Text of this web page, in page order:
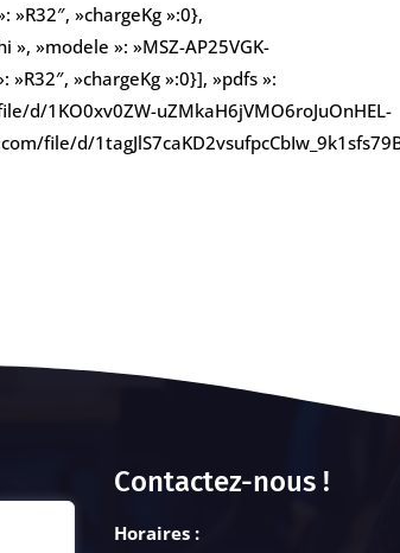
»R32″, »chargeKg »:0},
»modele »: »MSZ-AP25VGK-
»R32″, »chargeKg »:0}], »pdfs »:
d/1KO0xv0ZW-uZMkaH6jVMO6roJuOnHEL-
file/d/
Contactez-nous !
Horaires :